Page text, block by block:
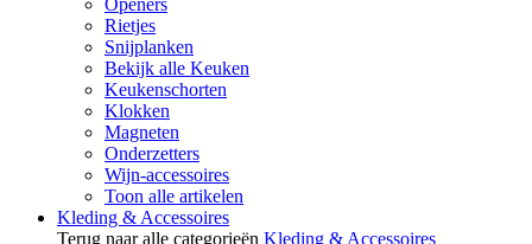
Openers
Rietjes
Snijplanken
Bekijk alle Keuken
Keukenschorten
Klokken
Magneten
Onderzetters
Wijn-accessoires
Toon alle artikelen
Kleding & Accessoires
Terug naar alle categorieën Kleding & Accessoires